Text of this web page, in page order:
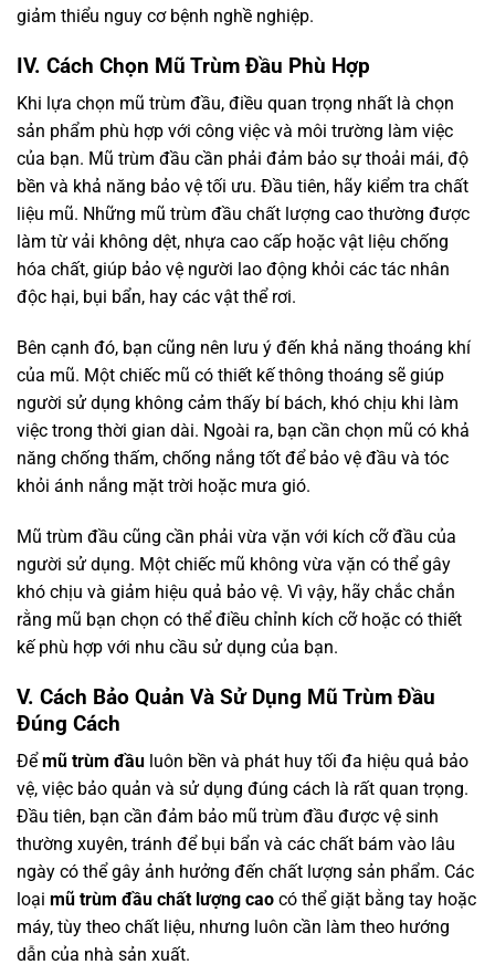
giảm thiểu nguy cơ bệnh nghề nghiệp.
IV. Cách Chọn Mũ Trùm Đầu Phù Hợp
Khi lựa chọn mũ trùm đầu, điều quan trọng nhất là chọn
sản phẩm phù hợp với công việc và môi trường làm việc
của bạn. Mũ trùm đầu cần phải đảm bảo sự thoải mái, độ
bền và khả năng bảo vệ tối ưu. Đầu tiên, hãy kiểm tra chất
liệu mũ. Những mũ trùm đầu chất lượng cao thường được
làm từ vải không dệt, nhựa cao cấp hoặc vật liệu chống
hóa chất, giúp bảo vệ người lao động khỏi các tác nhân
độc hại, bụi bẩn, hay các vật thể rơi.
Bên cạnh đó, bạn cũng nên lưu ý đến khả năng thoáng khí
của mũ. Một chiếc mũ có thiết kế thông thoáng sẽ giúp
người sử dụng không cảm thấy bí bách, khó chịu khi làm
việc trong thời gian dài. Ngoài ra, bạn cần chọn mũ có khả
năng chống thấm, chống nắng tốt để bảo vệ đầu và tóc
khỏi ánh nắng mặt trời hoặc mưa gió.
Mũ trùm đầu cũng cần phải vừa vặn với kích cỡ đầu của
người sử dụng. Một chiếc mũ không vừa vặn có thể gây
khó chịu và giảm hiệu quả bảo vệ. Vì vậy, hãy chắc chắn
rằng mũ bạn chọn có thể điều chỉnh kích cỡ hoặc có thiết
kế phù hợp với nhu cầu sử dụng của bạn.
V. Cách Bảo Quản Và Sử Dụng Mũ Trùm Đầu
Đúng Cách
Đểmũ trùm đầu luôn bền và phát huy tối đa hiệu quả bảo
vệ, việc bảo quản và sử dụng đúng cách là rất quan trọng.
Đầu tiên, bạn cần đảm bảo mũ trùm đầu được vệ sinh
thường xuyên, tránh để bụi bẩn và các chất bám vào lâu
ngày có thể gây ảnh hưởng đến chất lượng sản phẩm. Các
loại mũ trùm đầu chất lượng cao có thể giặt bằng tay hoặc
máy, tùy theo chất liệu, nhưng luôn cần làm theo hướng
dẫn của nhà sản xuất.